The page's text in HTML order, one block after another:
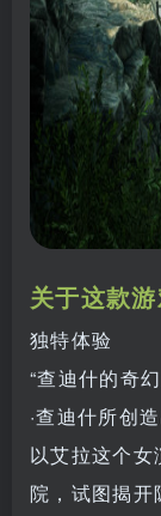
关于这款
独特体验
“查迪什的奇
·查迪什所创
以艾拉这个
院，试图揭开